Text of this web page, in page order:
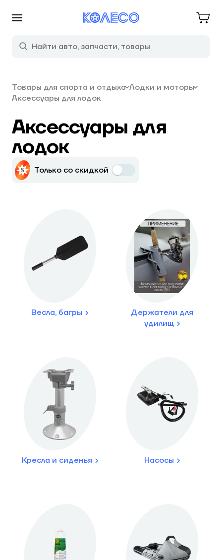
Товары для спорта и отдыха Лодки и моторы
Аксессуары для лодок
Аксессуары для
лодок
Только со скидкой
Весла, багры
Держатели для
удилищ
Кресла и сиденья Насосы